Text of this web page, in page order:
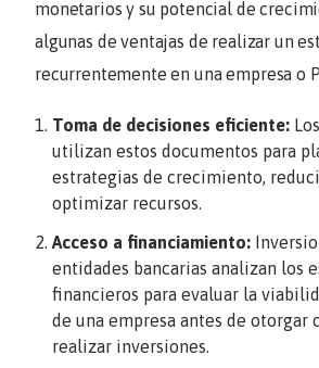
monetarios y su potencial de
algunas de ventajas de realizar un
recurrentemente en una empresa o
Toma de decisiones eficiente:
utilizan estos documentos para
estrategias de crecimiento,
optimizar recursos.
Acceso a financiamiento:
entidades bancarias analizan los
financieros para evaluar la
de una empresa antes de otorgar
realizar inversiones.